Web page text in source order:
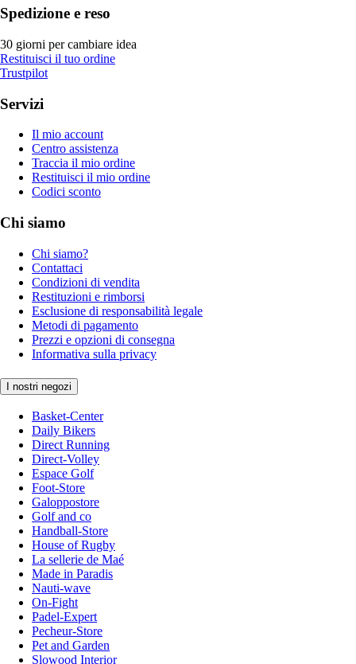
Spedizione e reso
30 giorni per cambiare idea
Restituisci il tuo ordine
Trustpilot
Servizi
Il mio account
Centro assistenza
Traccia il mio ordine
Restituisci il mio ordine
Codici sconto
Chi siamo
Chi siamo?
Contattaci
Condizioni di vendita
Restituzioni e rimborsi
Esclusione di responsabilità legale
Metodi di pagamento
Prezzi e opzioni di consegna
Informativa sulla privacy
I nostri negozi
Basket-Center
Daily Bikers
Direct Running
Direct-Volley
Espace Golf
Foot-Store
Galoppostore
Golf and co
Handball-Store
House of Rugby
La sellerie de Maé
Made in Paradis
Nauti-wave
On-Fight
Padel-Expert
Pecheur-Store
Pet and Garden
Slowood Interior